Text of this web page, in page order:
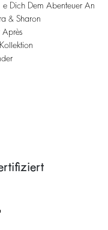
Dich Dem Abenteuer An
& Sharon
Après